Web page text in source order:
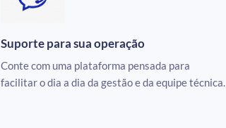
Suporte para sua operação
Conte com uma plataforma pensada para
facilitar o dia a dia da gestão e da equipe técnica.